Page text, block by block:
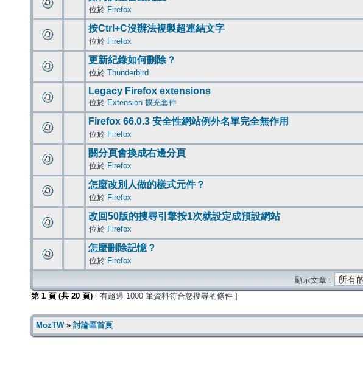
位於 Firefox
按Ctrl+C沒辦法複製超連結文字
位於 Firefox
更新紀錄如何刪除？
位於 Thunderbird
Legacy Firefox extensions
位於 Extension 擴充套件
Firefox 66.0.3 安全性網站例外名單完全無作用
位於 Firefox
關分頁會換成右邊分頁
位於 Firefox
怎麼改別人做的樣式元件？
位於 Firefox
改回50版的搜尋引擎按1次就設定成預設網站
位於 Firefox
怎麼刪除記憶？
位於 Firefox
顯示文章 :
第 1 頁 (共 20 頁) [ 有超過 1000 筆資料符合您搜尋的條件 ]
MozTW» 討論區首頁